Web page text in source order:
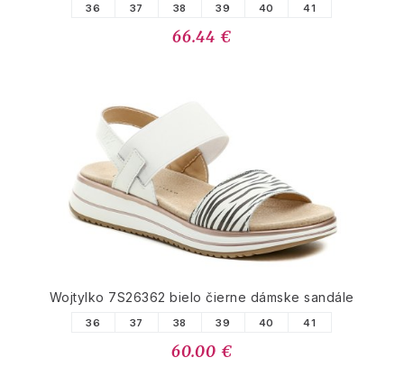
36 37 38 39 40 41
66.44 €
Wojtylko 7S26362 bielo čierne dámske sandále
36 37 38 39 40 41
60.00 €